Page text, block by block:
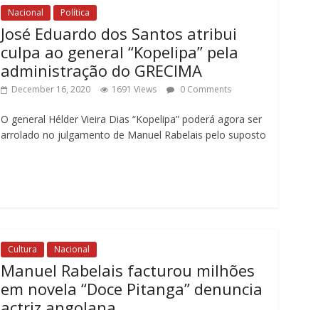
Nacional Política
José Eduardo dos Santos atribui
culpa ao general “Kopelipa” pela
administração do GRECIMA
December 16, 2020 1691 Views 0 Comments
O general Hélder Vieira Dias “Kopelipa” poderá agora ser
arrolado no julgamento de Manuel Rabelais pelo suposto
Cultura Nacional
Manuel Rabelais facturou milhões
em novela “Doce Pitanga” denuncia